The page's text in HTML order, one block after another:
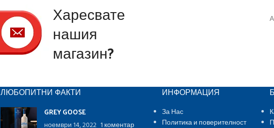
Харесвате
нашия
магазин?
ЛЮБОПИТНИ ФАКТИ
GREY GOOSE
ноември 14, 2022 1 коментар
ИНФОРМАЦИЯ
За Нас
Политика и поверителност